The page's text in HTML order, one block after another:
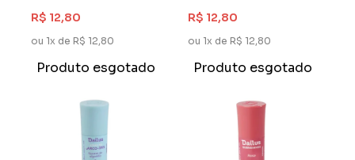
ml Baba de
Unicórnio
R$ 12,80
ou 1x de R$ 12,80
Produto esgotado
ml Chifre Mágico
R$ 12,80
ou 1x de R$ 12,80
Produto esgotado